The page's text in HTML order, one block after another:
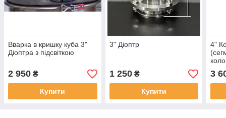
Вварка в кришку куба 3"
Діоптра з підсвіткою
2 950 ₴
Купити
3" Діоптр
1 250₴
Купити
4"
3